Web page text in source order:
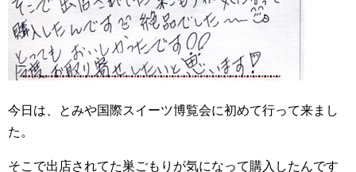
今日は、とみや国際スイーツ博覧会に初めて行って来まし
た。
そこで出店されてた巣ごもりが気になって購入したんです